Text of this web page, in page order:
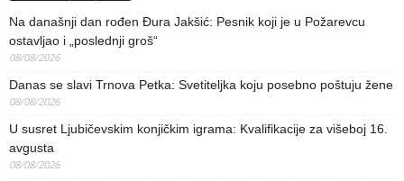
Na današnji dan rođen Đura Jakšić: Pesnik koji je u Požarevcu
ostavljao i „poslednji groš“
08/08/2026
Danas se slavi Trnova Petka: Svetiteljka koju posebno poštuju žene
08/08/2026
U susret Ljubičevskim konjičkim igrama: Kvalifikacije za višeboj 16.
avgusta
08/08/2026